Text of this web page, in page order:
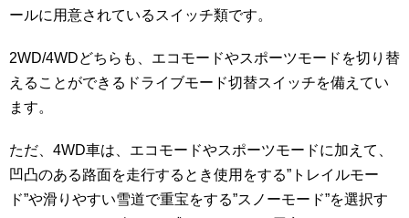
ールに用意されているスイッチ類です。
2WD/4WDどちらも、エコモードやスポーツモードを切り替
えることができるドライブモード切替スイッチを備えてい
ます。
ただ、4WD車は、エコモードやスポーツモードに加えて、
凹凸のある路面を走行するとき使用をする”トレイルモー
ド”や滑りやすい雪道で重宝をする”スノーモード”を選択す